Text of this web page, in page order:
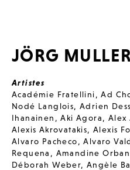
JÖRG MULLER
Artistes
Académie Fratellini,Ad
Nodé Langlois,Adrien
Ihanainen ,Aki Agora, Alex
Alexis Akrovatakis,Alexis
Alvaro Pacheco,Alvaro
Requena , Amandine
Déborah Weber,Angèle